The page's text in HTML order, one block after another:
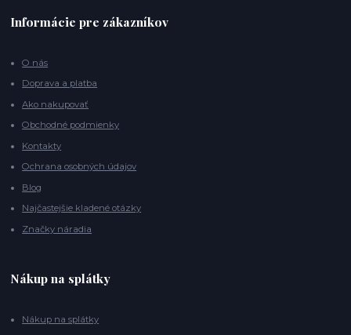
Informácie pre zákazníkov
O nás
Doprava a platba
Ako nakupovať
Obchodné podmienky
Kontakty
Ochrana osobných údajov
Blog
Najčastejšie kladené otázky
Značky náradia
Nákup na splátky
Nákup na splátky